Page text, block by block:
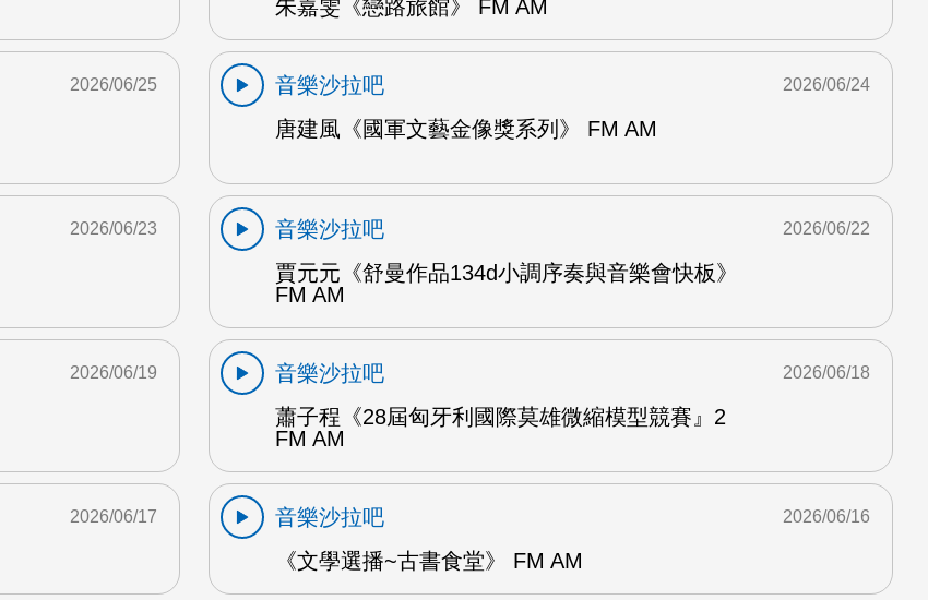
朱嘉雯《戀路旅館》 FM AM
2026/06/25
音樂沙拉吧
唐建風《國軍文藝金像獎系列》 FM AM
2026/06/24
2026/06/23
音樂沙拉吧
賈元元《舒曼作品134d小調序奏與音樂會快板》
FM AM
2026/06/22
2026/06/19
音樂沙拉吧
蕭子程《28屆匈牙利國際莫雄微縮模型競賽』2
FM AM
2026/06/18
2026/06/17
音樂沙拉吧
《文學選播~古書食堂》 FM AM
2026/06/16